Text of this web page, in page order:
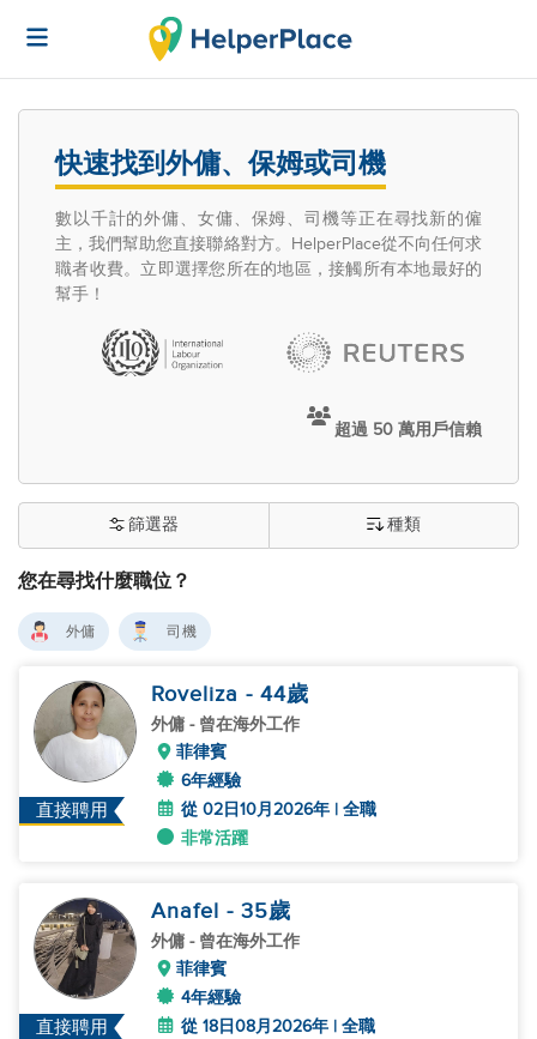
快速找到外傭、保姆或司機
數以千計的外傭、女傭、保姆、司機等正在尋找新的僱
主，我們幫助您直接聯絡對方。HelperPlace從不向任何求
職者收費。立即選擇您所在的地區，接觸所有本地最好的
幫手！
超過 50 萬用戶信賴
您在尋找什麼職位？
篩選器 種類
外傭 司機
直接聘用
Roveliza - 44歲
外傭 - 曾在海外工作
菲律賓
6年經驗
從 02日10月2026年 | 全職
非常活躍
直接聘用
Anafel - 35歲
外傭 - 曾在海外工作
菲律賓
4年經驗
從 18日08月2026年 | 全職